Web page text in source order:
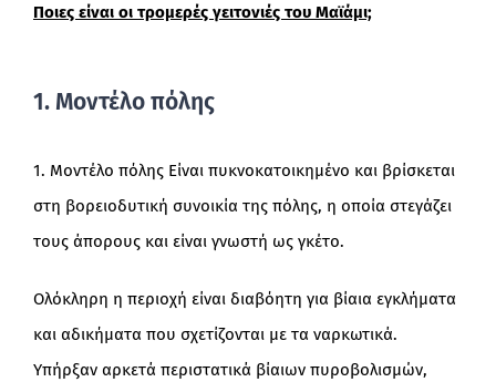
Ποιες είναι οι τρομερές γειτονιές του Μαϊάμι;
1. Μοντέλο πόλης
1. Μοντέλο πόλης Είναι πυκνοκατοικημένο και βρίσκεται
στη βορειοδυτική συνοικία της πόλης, η οποία στεγάζει
τους άπορους και είναι γνωστή ως γκέτο.
Ολόκληρη η περιοχή είναι διαβόητη για βίαια εγκλήματα
και αδικήματα που σχετίζονται με τα ναρκωτικά.
Υπήρξαν αρκετά περιστατικά βίαιων πυροβολισμών,